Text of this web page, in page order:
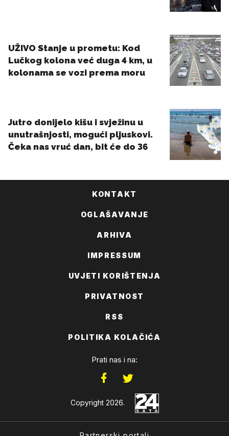
KONTAKT
OGLAŠAVANJE
ARHIVA
IMPRESSUM
UVJETI KORIŠTENJA
PRIVATNOST
RSS
POLITIKA KOLAČIĆA
Prati nas i na:
Copyright 2026.